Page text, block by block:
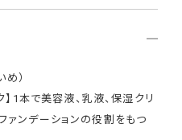
）
1本で美容液、乳液、保湿クリ
ァンデーションの役割をもつ